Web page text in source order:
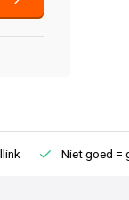
Niet goed =